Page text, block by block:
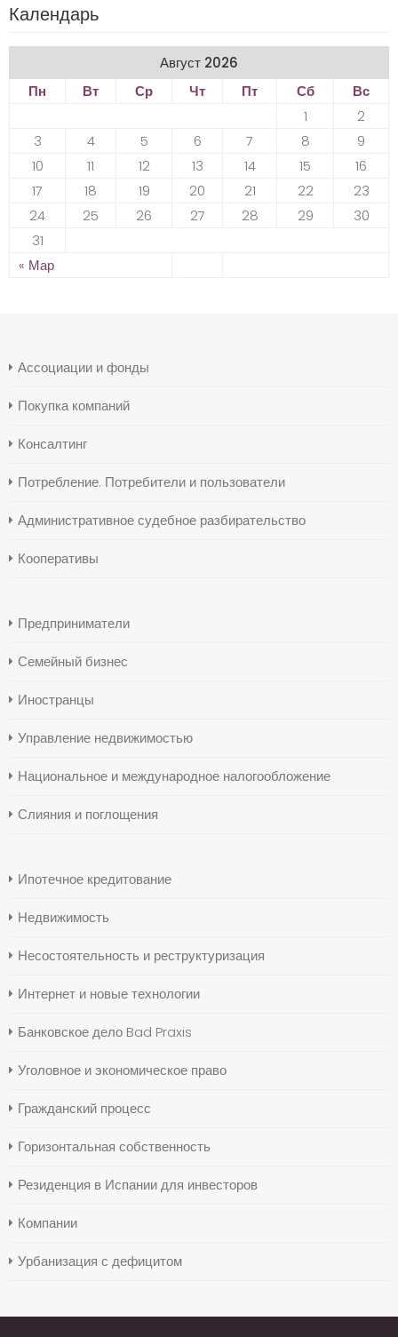
Календарь
Август 2026
Пн
Вт Ср Чт Пт Сб Вс
« Мар
1
2
3
4 5 6 7 8
9
10
11 12 13 14 15
16
17
18 19 20 21 22
23
24
25 26 27 28 29
30
31
Ассоциации и фонды
Покупка компаний
Консалтинг
Потребление. Потребители и пользователи
Административное судебное разбирательство
Кооперативы
Предприниматели
Семейный бизнес
Иностранцы
Управление недвижимостью
Национальное и международное налогообложение
Слияния и поглощения
Ипотечное кредитование
Недвижимость
Несостоятельность и реструктуризация
Интернет и новые технологии
Банковское дело Bad Praxis
Уголовное и экономическое право
Гражданский процесс
Горизонтальная собственность
Резиденция в Испании для инвесторов
Компании
Урбанизация с дефицитом